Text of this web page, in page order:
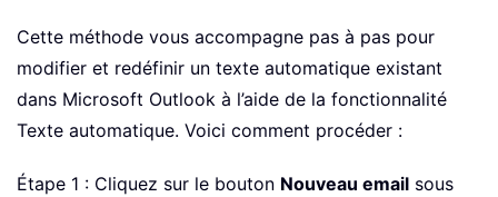
Cette méthode vous accompagne pas à pas pour
modifier et redéfinir un texte automatique existant
dans Microsoft Outlook à l’aide de la fonctionnalité
Texte automatique. Voici comment procéder :
Étape 1 : Cliquez sur le bouton Nouveau email sous